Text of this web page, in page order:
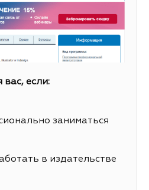
если:
заниматься
в издательстве